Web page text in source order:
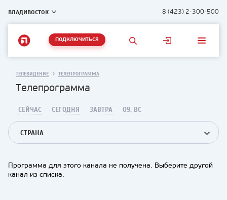
ВЛАДИВОСТОК 8 (423) 2-300-500
ПОДКЛЮЧИТЬСЯ
ТЕЛЕВИДЕНИЕ ТЕЛЕПРОГРАММА
Телепрограмма
СЕЙЧАС СЕГОДНЯ ЗАВТРА 09, ВС
СТРАНА
Программа для этого канала не получена. Выберите другой
канал из списка.